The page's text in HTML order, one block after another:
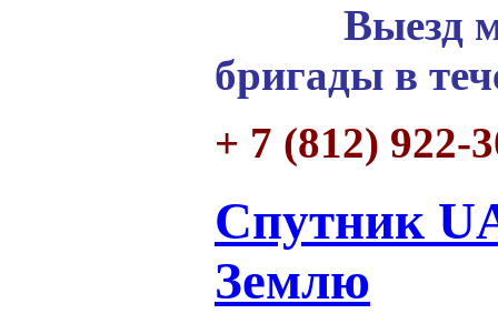
Выезд
бригады в
+ 7 (812) 922-
Спутник
Землю